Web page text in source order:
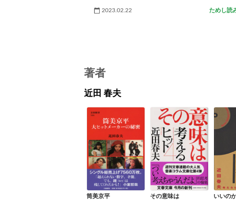
2023.02.22 ためし読
著者
近田 春夫
筒美京平 その意味は いいの